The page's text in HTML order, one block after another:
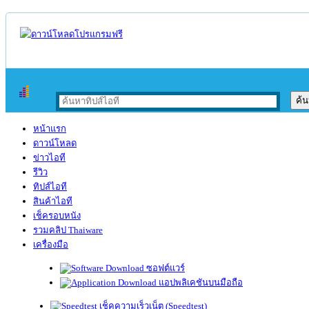
หน้าแรก
ดาวน์โหลด
ข่าวไอที
รีวิว
ทิปส์ไอที
สินค้าไอที
เช็ครอบหนัง
รวมคลิป Thaiware
เครื่องมือ
ซอฟต์แวร์
แอปพลิเคชันบนมือถือ
เช็คความเร็วเน็ต (Speedtest)